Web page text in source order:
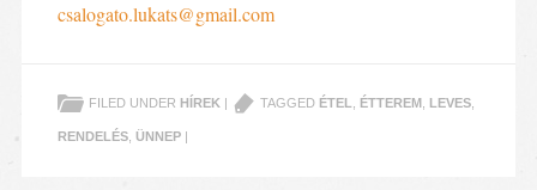
csalogato.lukats@gmail.com
FILED UNDER HÍREK TAGGED ÉTEL, ÉTTEREM , LEVES,
RENDELÉS, ÜNNEP